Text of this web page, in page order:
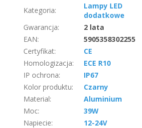
Kategoria:
Lampy LED
dodatkowe
Gwarancja:
2 lata
EAN:
5905358302255
Certyfikat:
CE
Homologizacja:
ECE R10
IP ochrona:
IP67
Kolor produktu:
Czarny
Material:
Aluminium
Moc:
39W
Napiecie:
12-24V